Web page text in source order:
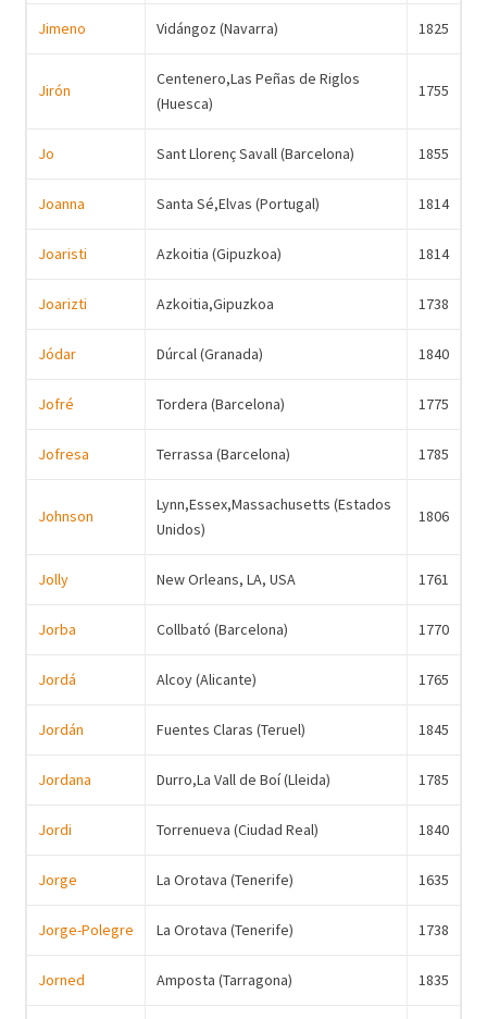
Jimeno Vidángoz (Navarra) 1825
Jirón
Centenero,Las Peñas de Riglos
(Huesca)
1755
Jo Sant Llorenç Savall (Barcelona) 1855
Joanna Santa Sé,Elvas (Portugal) 1814
Joaristi Azkoitia (Gipuzkoa) 1814
Joarizti Azkoitia,Gipuzkoa 1738
Jódar Dúrcal (Granada) 1840
Jofré Tordera (Barcelona) 1775
Jofresa Terrassa (Barcelona) 1785
Johnson
Lynn,Essex,Massachusetts (Estados
Unidos)
1806
Jolly New Orleans, LA, USA 1761
Jorba Collbató (Barcelona) 1770
Jordá Alcoy (Alicante) 1765
Jordán Fuentes Claras (Teruel) 1845
Jordana Durro,La Vall de Boí (Lleida) 1785
Jordi Torrenueva (Ciudad Real) 1840
Jorge La Orotava (Tenerife) 1635
Jorge-Polegre La Orotava (Tenerife) 1738
Jorned Amposta (Tarragona) 1835